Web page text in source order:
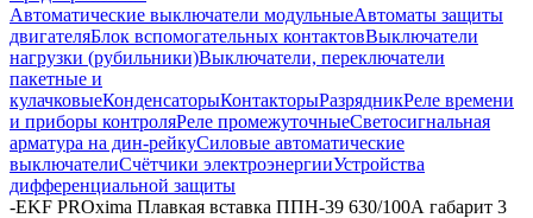
Автоматические выключатели модульныеАвтоматы защиты
двигателяБлок вспомогательных контактовВыключатели
нагрузки (рубильники)Выключатели, переключатели
пакетные и
кулачковыеКонденсаторыКонтакторыРазрядникРеле времени
и приборы контроляРеле промежуточныеСветосигнальная
арматура на дин-рейкуСиловые автоматические
выключателиСчётчики электроэнергииУстройства
дифференциальной защиты
-EKF PROxima Плавкая вставка ППН-39 630/100А габарит 3